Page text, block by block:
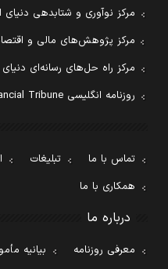
مرکز نوآوری و شتابدهی دنیای
مرکز پژوهش‌های مالی و
مرکز راه حل‌های رسانه‌ای
روزنامه انگلیسی Financial Tribune
تماس با ما تبلیغات
همکاری با ما
درباره ما
معرفی روزنامه
بیانیه